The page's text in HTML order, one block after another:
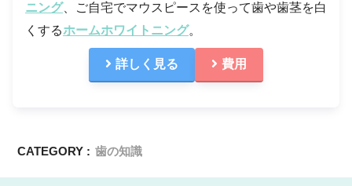
ニング、ご自宅でマウスピースを使って歯や歯茎を白
くするホームホワイトニング。
詳しく見る 費用
CATEGORY : 歯の知識